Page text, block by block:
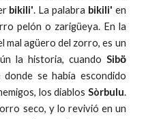
bikili'. La palabra bikili' en
pelón o zarigüeya. En la
mal agüero del zorro, es un
la historia, cuando Sibö̀
se había escondido
los diablos Sòrbulu.
seco, y lo revivió en un